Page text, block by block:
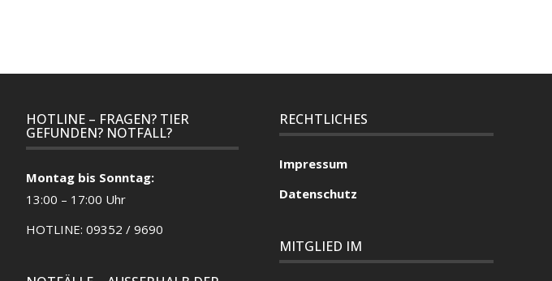
HOTLINE – FRAGEN? TIER
GEFUNDEN? NOTFALL?
Montag bis Sonntag:
13:00 – 17:00 Uhr
HOTLINE: 09352 / 9690
RECHTLICHES
Impressum
Datenschutz
MITGLIED IM